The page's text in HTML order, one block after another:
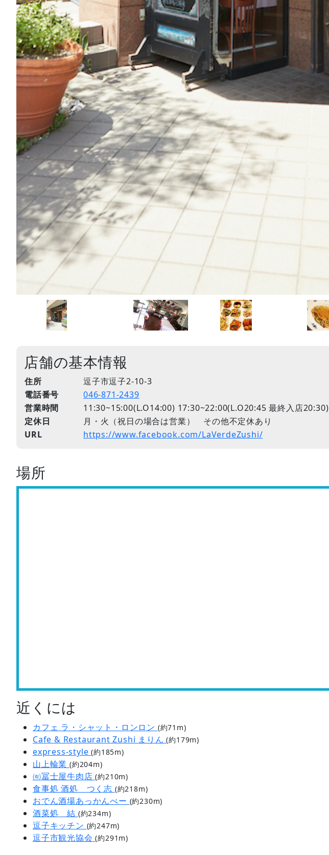
店舗の基本情報
住所
逗子市逗子2-10-3
電話番号
046-871-2439
営業時間
11:30~15:00(L.O14:00) 17:30~22:00(L.O20:45 最終入店20:30)
定休日
月・火（祝日の場合は営業） その他不定休あり
URL
https://www.facebook.com/LaVerdeZushi/
場所
近くには
カフェ ラ・シャット・ロンロン (約71m)
Cafe & Restaurant Zushi まりん(約179m)
express-style(約185m)
山上輪業 (約204m)
㈲冨士屋牛肉店(約210m)
食事処 酒処 つく志 (約218m)
おでん酒場あっかんべー (約230m)
酒菜処 結 (約234m)
逗子キッチン (約247m)
逗子市観光協会(約291m)